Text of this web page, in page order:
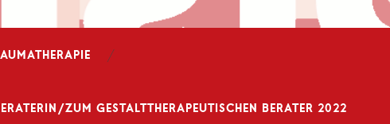
ZUM GESTALTTHERAPEUTISCHEN BERATER 2022